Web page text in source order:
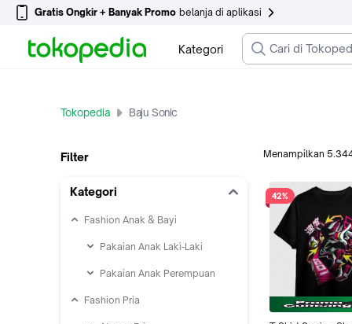
Gratis Ongkir + Banyak Promo belanja di aplikasi
Kategori
Tokopedia Baju Sonic
Filter
Kategori
Fashion Anak & Bayi
Pakaian Anak Laki-Laki
Pakaian Anak Perempuan
Fashion Pria
Menampilkan
42%